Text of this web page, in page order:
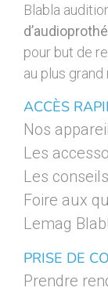
Blabla
pour but de
au plus grand
ACCÈS
Nos
Les
Les
Foire aux
Lemag
PRISE DE
Prendre